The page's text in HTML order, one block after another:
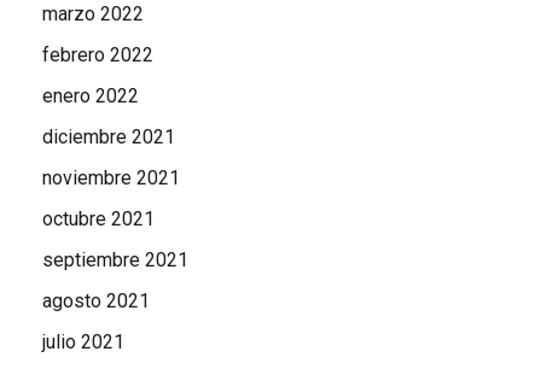
marzo 2022
febrero 2022
enero 2022
diciembre 2021
noviembre 2021
octubre 2021
septiembre 2021
agosto 2021
julio 2021